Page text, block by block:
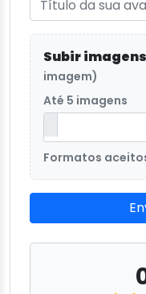
Subir imagens
imagem)
Até 5 imagens
Formatos aceitos: